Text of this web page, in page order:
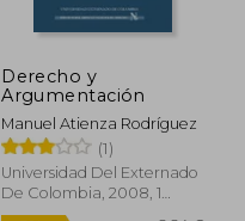
Derecho y
Argumentación
Manuel Atienza Rodríguez
(1)
Universidad Del Externado
De Colombia, 2008, 1
Edición, Tapa Blanda,